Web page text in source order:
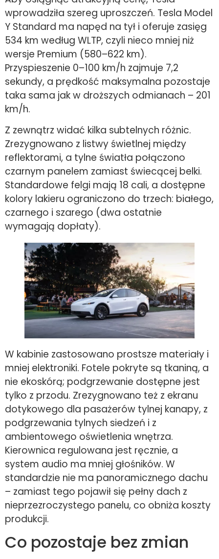
wprowadziła szereg uproszczeń. Tesla Model
Y Standard ma napęd na tył i oferuje zasięg
534 km według WLTP, czyli nieco mniej niż
wersje Premium (580–622 km).
Przyspieszenie 0–100 km/h zajmuje 7,2
sekundy, a prędkość maksymalna pozostaje
taka sama jak w droższych odmianach – 201
km/h.
Z zewnątrz widać kilka subtelnych różnic.
Zrezygnowano z listwy świetlnej między
reflektorami, a tylne światła połączono
czarnym panelem zamiast świecącej belki.
Standardowe felgi mają 18 cali, a dostępne
kolory lakieru ograniczono do trzech: białego,
czarnego i szarego (dwa ostatnie
wymagają dopłaty).
W kabinie zastosowano prostsze materiały i
mniej elektroniki. Fotele pokryte są tkaniną, a
nie ekoskórą; podgrzewanie dostępne jest
tylko z przodu. Zrezygnowano też z ekranu
dotykowego dla pasażerów tylnej kanapy, z
podgrzewania tylnych siedzeń i z
ambientowego oświetlenia wnętrza.
Kierownica regulowana jest ręcznie, a
system audio ma mniej głośników. W
standardzie nie ma panoramicznego dachu
– zamiast tego pojawił się pełny dach z
nieprzezroczystego panelu, co obniża koszty
produkcji.
Co pozostaje bez zmian